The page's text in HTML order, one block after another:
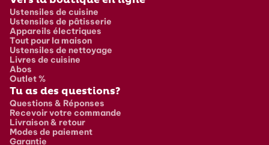
Ustensiles de cuisine
Ustensiles de pâtisserie
Appareils électriques
Tout pour la maison
Ustensiles de nettoyage
Livres de cuisine
Abos
Outlet %
Tu as des questions?
Questions & Réponses
Recevoir votre commande
Livraison & retour
Modes de paiement
Garantie